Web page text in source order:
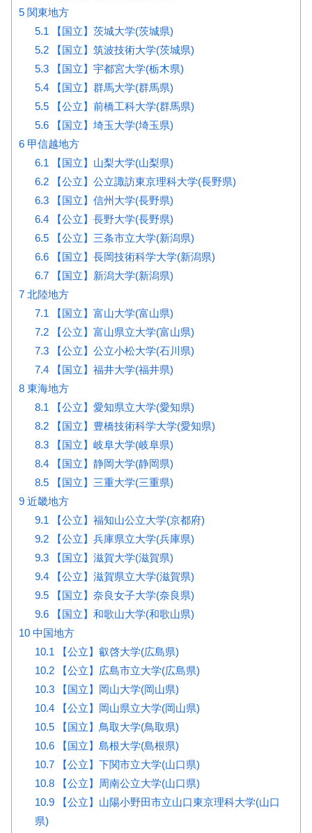
5 関東地方
5.1 【国立】茨城大学(茨城県)
5.2【国立】筑波技術大学(茨城県)
5.3【国立】宇都宮大学(栃木県)
5.4【国立】群馬大学(群馬県)
5.5【公立】前橋工科大学(群馬県)
5.6【国立】埼玉大学(埼玉県)
6 甲信越地方
6.1 【国立】山梨大学(山梨県)
6.2【公立】公立諏訪東京理科大学(長野県)
6.3【国立】信州大学(長野県)
6.4【公立】長野大学(長野県)
6.5【公立】三条市立大学(新潟県)
6.6【国立】長岡技術科学大学(新潟県)
6.7【国立】新潟大学(新潟県)
7 北陸地方
7.1 【国立】富山大学(富山県)
7.2【公立】富山県立大学(富山県)
7.3【公立】公立小松大学(石川県)
7.4【国立】福井大学(福井県)
8 東海地方
8.1 【公立】愛知県立大学(愛知県)
8.2【国立】豊橋技術科学大学(愛知県)
8.3【国立】岐阜大学(岐阜県)
8.4【国立】静岡大学(静岡県)
8.5【国立】三重大学(三重県)
9 近畿地方
9.1 【公立】福知山公立大学(京都府)
9.2【公立】兵庫県立大学(兵庫県)
9.3【国立】滋賀大学(滋賀県)
9.4【公立】滋賀県立大学(滋賀県)
9.5【国立】奈良女子大学(奈良県)
9.6【国立】和歌山大学(和歌山県)
10 中国地方
10.1 【公立】叡啓大学(広島県)
10.2【公立】広島市立大学(広島県)
10.3【国立】岡山大学(岡山県)
10.4【公立】岡山県立大学(岡山県)
10.5【国立】鳥取大学(鳥取県)
10.6【国立】島根大学(島根県)
10.7【公立】下関市立大学(山口県)
10.8【公立】周南公立大学(山口県)
10.9【公立】山陽小野田市立山口東京理科大学(山口
県)